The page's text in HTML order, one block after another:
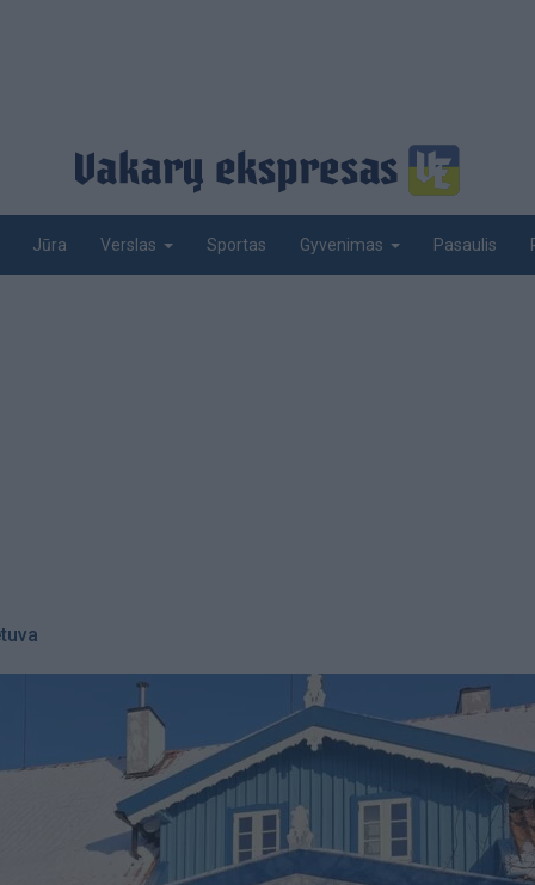
Jūra Verslas Sportas Gyvenimas Pasaulis